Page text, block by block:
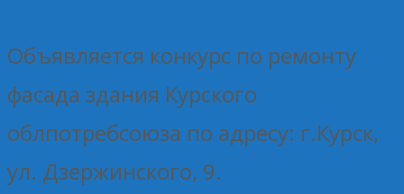
Объявляется конкурс по ремонту
фасада здания Курского
облпотребсоюза по адресу: г.Курск,
ул. Дзержинского, 9.